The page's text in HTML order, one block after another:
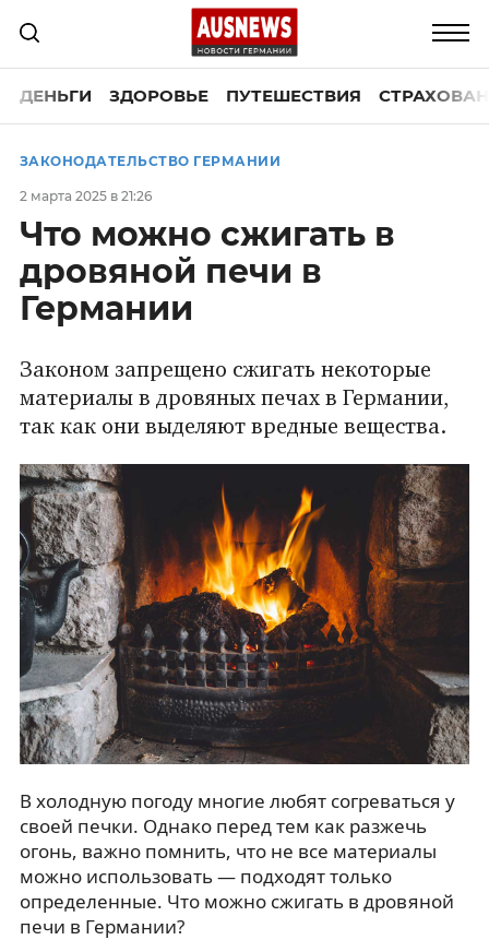
ДЕНЬГИ ЗДОРОВЬЕ ПУТЕШЕСТВИЯ
ЗАКОНОДАТЕЛЬСТВО ГЕРМАНИИ
2 марта 2025 в 21:26
Что можно сжигать в
дровяной печи в
Германии
Законом запрещено сжигать некоторые
материалы в дровяных печах в Германии,
так как они выделяют вредные вещества.
В холодную погоду многие любят согреваться у
своей печки. Однако перед тем как разжечь
огонь, важно помнить, что не все материалы
можно использовать — подходят только
определенные. Что можно сжигать в дровяной
печи в Германии?